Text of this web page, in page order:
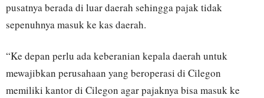
pusatnya berada di luar daerah sehingga pajak tidak
sepenuhnya masuk ke kas daerah.
“Ke depan perlu ada keberanian kepala daerah untuk
mewajibkan perusahaan yang beroperasi di Cilegon
memiliki kantor di Cilegon agar pajaknya bisa masuk ke